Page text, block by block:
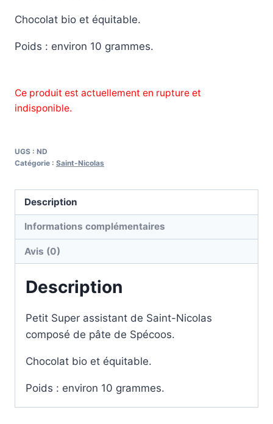
à
0,65€
Chocolat bio et équitable.
Poids : environ 10 grammes.
Ce produit est actuellement en rupture et
indisponible.
UGS : ND
Catégorie : Saint-Nicolas
Description
Informations complémentaires
Avis (0)
Description
Petit Super assistant de Saint-Nicolas
composé de pâte de Spécoos.
Chocolat bio et équitable.
Poids : environ 10 grammes.